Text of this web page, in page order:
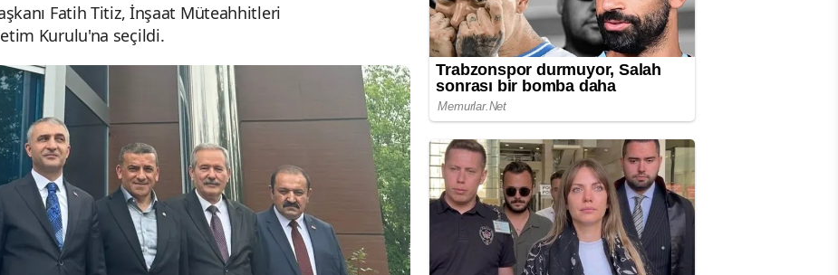
Fatih Titiz, İnşaat Müteahhitleri
Kurulu'na seçildi.